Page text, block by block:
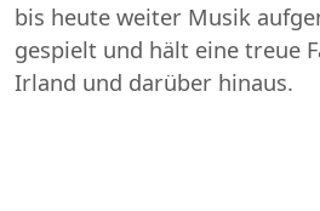
bis heute weiter Musik
gespielt und hält eine treue
Irland und darüber hinaus.